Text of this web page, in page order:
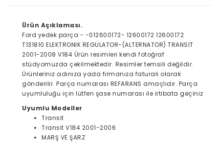
Ürün Açıklaması.
Ford yedek parça - -012600172- 12600172 12600172
T131810 ELEKTRONIK REGULATOR-(ALTERNATOR) TRANSİT
2001-2008 V184 Ürün resimleri kendi fotoğraf
stüdyomuzda çekilmektedir. Resimler temsili değildir.
Ürünleriniz adınıza yada firmanıza faturalı olarak
gönderilir. Parça numarası REFARANS amaçlıdır. Parça
uyumluluğu için lütfen şase numarası ile irtibata geçiniz
Uyumlu Modeller
Transit
Transit V184 2001-2006
MARŞ VE ŞARZ